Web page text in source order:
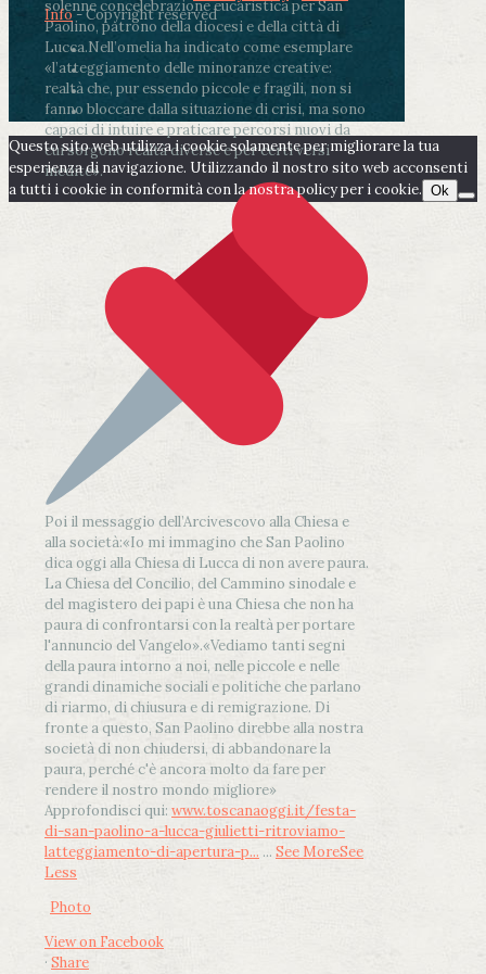
solenne concelebrazione eucaristica per San
Paolino, patrono della diocesi e della città di
Lucca.Nell’omelia ha indicato come esemplare
«l’atteggiamento delle minoranze creative:
realtà che, pur essendo piccole e fragili, non si
fanno bloccare dalla situazione di crisi, ma sono
capaci di intuire e praticare percorsi nuovi da
cui sorgono realtà diverse e per certi versi
inedite».
Poi il messaggio dell’Arcivescovo alla Chiesa e
alla società:«Io mi immagino che San Paolino
dica oggi alla Chiesa di Lucca di non avere paura.
La Chiesa del Concilio, del Cammino sinodale e
del magistero dei papi è una Chiesa che non ha
paura di confrontarsi con la realtà per portare
l'annuncio del Vangelo».«Vediamo tanti segni
della paura intorno a noi, nelle piccole e nelle
grandi dinamiche sociali e politiche che parlano
di riarmo, di chiusura e di remigrazione. Di
fronte a questo, San Paolino direbbe alla nostra
società di non chiudersi, di abbandonare la
paura, perché c'è ancora molto da fare per
rendere il nostro mondo migliore»
Approfondisci qui: www.toscanaoggi.it/festa-
di-san-paolino-a-lucca-giulietti-ritroviamo-
latteggiamento-di-apertura-p... ... See MoreSee
Less
Photo
View on Facebook
· Share
Info- Copyright reserved
Questo sito web utilizza i cookie solamente per migliorare la tua
esperienza di navigazione. Utilizzando il nostro sito web acconsenti
a tutti i cookie in conformità con la nostra policy per i cookie. Ok